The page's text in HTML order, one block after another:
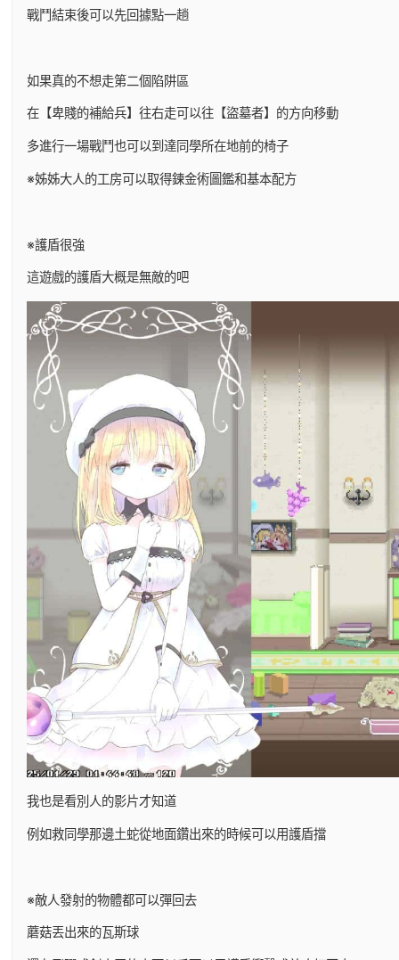
戰鬥結束後可以先回據點一趟
如果真的不想走第二個陷阱區
在【卑賤的補給兵】往右走可以往【盜墓者】的方向移動
多進行一場戰鬥也可以到達同學所在地前的椅子
※姊姊大人的工房可以取得鍊金術圖鑑和基本配方
※護盾很強
這遊戲的護盾大概是無敵的吧
我也是看別人的影片才知道
例如救同學那邊土蛇從地面鑽出來的時候可以用護盾擋
※敵人發射的物體都可以彈回去
蘑菇丟出來的瓦斯球